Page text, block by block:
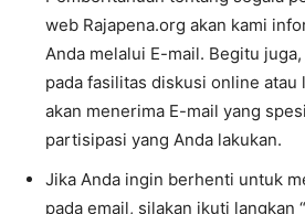
web Rajapena.org akan kami
Anda melalui E-mail. Begitu
pada fasilitas diskusi online atau
akan menerima E-mail yang
partisipasi yang Anda lakukan.
Jika Anda ingin berhenti untuk
pada email, silakan ikuti langkan